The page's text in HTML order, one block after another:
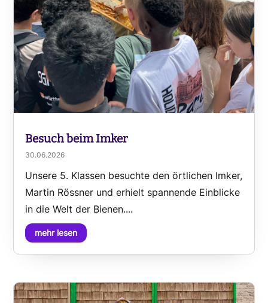
Besuch beim Imker
30.06.2026
Unsere 5. Klassen besuchte den örtlichen Imker,
Martin Rössner und erhielt spannende Einblicke
in die Welt der Bienen....
mehr lesen